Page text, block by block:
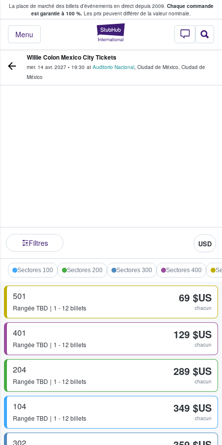
La place de marché des billets d’événements en direct depuis 2009. Chaque commande
est garantie à 100 %. Les prix peuvent différer de la valeur nominale.
StubHub - Où
Menu
fans achètent et vendent des billets
Willie Colon Mexico City Tickets
mer. 14 avr. 2027 • 19:30 at Auditorio Nacional, Ciudad de México, Ciudad de
México
Filtres USD
Sectores 100 Sectores 200 Sectores 300 Sectores 400
501
Rangée TBD 1 - 12 billets
69 $US
chacun
401
Rangée TBD 1 - 12 billets
129 $US
chacun
204
Rangée TBD 1 - 12 billets
289 $US
chacun
104
Rangée TBD 1 - 12 billets
349 $US
chacun